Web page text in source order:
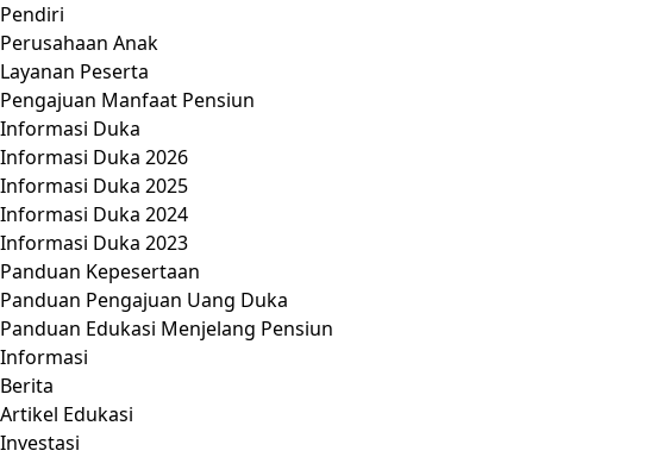
Pendiri
Perusahaan Anak
Layanan Peserta
Pengajuan Manfaat Pensiun
Informasi Duka
Informasi Duka 2026
Informasi Duka 2025
Informasi Duka 2024
Informasi Duka 2023
Panduan Kepesertaan
Panduan Pengajuan Uang Duka
Panduan Edukasi Menjelang Pensiun
Informasi
Berita
Artikel Edukasi
Investasi